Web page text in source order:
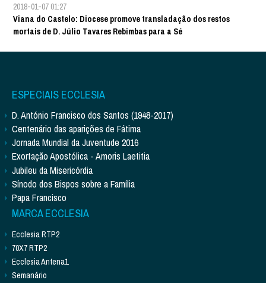
2018-01-07 01:27
Viana do Castelo: Diocese promove transladação dos restos
mortais de D. Júlio Tavares Rebimbas para a Sé
ESPECIAIS ECCLESIA
D. António Francisco dos Santos (1948-2017)
Centenário das aparições de Fátima
Jornada Mundial da Juventude 2016
Exortação Apostólica - Amoris Laetitia
Jubileu da Misericórdia
Sínodo dos Bispos sobre a Família
Papa Francisco
MARCA ECCLESIA
Ecclesia RTP2
70X7 RTP2
Ecclesia Antena1
Semanário